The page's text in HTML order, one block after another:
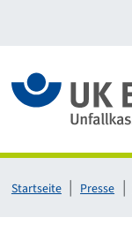
Startseite Presse